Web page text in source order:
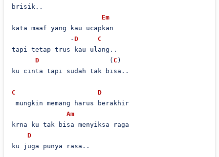
brisik..
Em
kata maaf yang kau ucapkan
               -
D
C
tapi tetap trus kau ulang..
D
                  (
C )
ku cinta tapi sudah tak bisa..
C
D
mungkin memang harus berakhir
Am
krna ku tak bisa menyiksa raga
D
ku juga punya rasa..